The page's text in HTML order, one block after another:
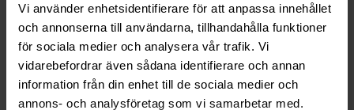
Vi använder enhetsidentifierare för att anpassa innehållet
och annonserna till användarna, tillhandahålla funktioner
för sociala medier och analysera vår trafik. Vi
vidarebefordrar även sådana identifierare och annan
information från din enhet till de sociala medier och
annons- och analysföretag som vi samarbetar med.
Fagersta
Farsta
Gävle
Halmstad